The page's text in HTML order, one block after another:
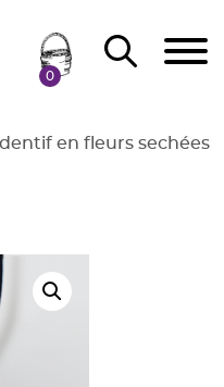
0
en fleurs sechées